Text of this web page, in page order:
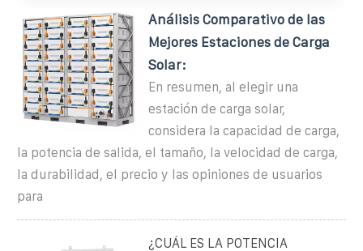
Análisis Comparativo de las
Mejores Estaciones de Carga
Solar:
En resumen, al elegir una
estación de carga solar,
considera la capacidad de carga,
la potencia de salida, el tamaño, la velocidad de carga,
la durabilidad, el precio y las opiniones de usuarios
para
¿CUÁL ES LA POTENCIA